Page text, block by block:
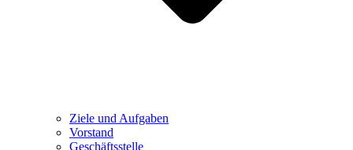
Ziele und Aufgaben
Vorstand
Geschäftsstelle